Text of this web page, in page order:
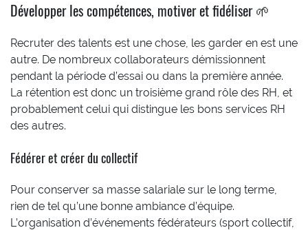
Développer les compétences, motiver et fidéliser 🌱
Recruter des talents est une chose, les garder en est une
autre. De nombreux collaborateurs démissionnent
pendant la période d’essai ou dans la première année.
La rétention est donc un troisième grand rôle des RH, et
probablement celui qui distingue les bons services RH
des autres.
Fédérer et créer du collectif
Pour conserver sa masse salariale sur le long terme,
rien de tel qu’une bonne ambiance d’équipe.
L’organisation d’événements fédérateurs (sport collectif,